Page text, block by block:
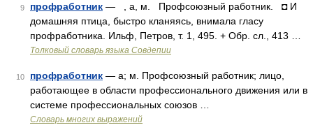
9 профработник — , а, м. Профсоюзный работник. ◘ И
домашняя птица, быстро кланяясь, внимала гласу
профработника. Ильф, Петров, т. 1, 495. + Обр. сл., 413 …
Толковый словарь языка Совдепии
10 профработник — а; м. Профсоюзный работник; лицо,
работающее в области профессионального движения или в
системе профессиональных союзов …
Словарь многих выражений